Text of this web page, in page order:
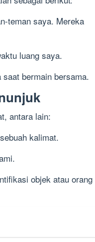
teman saya. Mereka
luang saya.
bermain bersama.
antara lain:
kalimat.
objek atau orang